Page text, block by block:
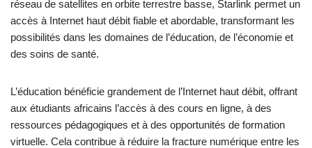
réseau de satellites en orbite terrestre basse, Starlink permet un
accès à Internet haut débit fiable et abordable, transformant les
possibilités dans les domaines de l’éducation, de l’économie et
des soins de santé.
L’éducation bénéficie grandement de l’Internet haut débit, offrant
aux étudiants africains l’accès à des cours en ligne, à des
ressources pédagogiques et à des opportunités de formation
virtuelle. Cela contribue à réduire la fracture numérique entre les